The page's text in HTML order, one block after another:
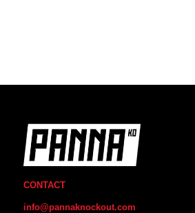
CONTACT
info@pannaknockout.com